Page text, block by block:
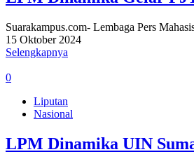
Suarakampus.com- Lembaga Pers
15 Oktober 2024
Selengkapnya
0
Liputan
Nasional
LPM Dinamika UIN